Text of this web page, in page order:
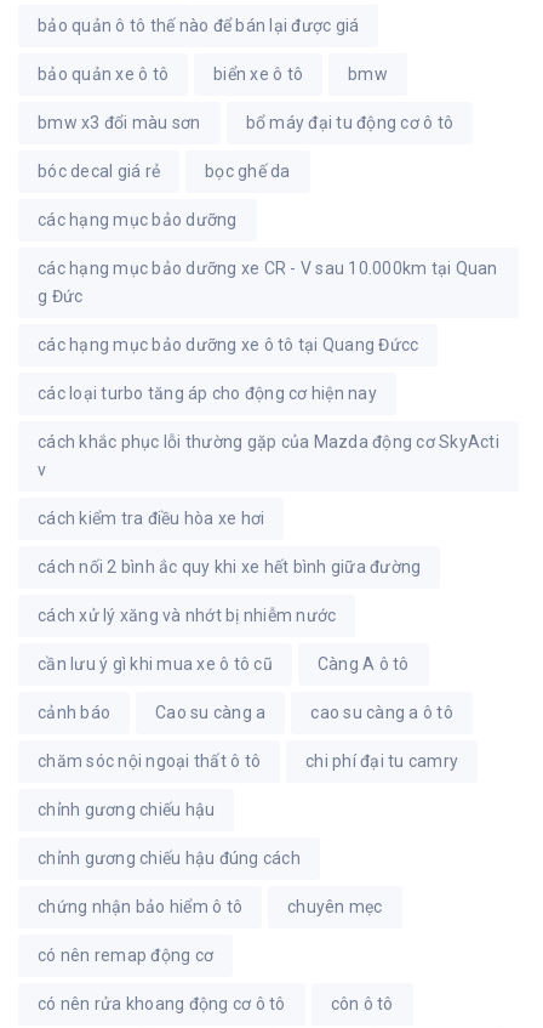
bảo quản ô tô thế nào để bán lại được giá
bảo quản xe ô tô biển xe ô tô bmw
bmw x3 đổi màu sơn bổ máy đại tu động cơ ô tô
bóc decal giá rẻ bọc ghế da
các hạng mục bảo dưỡng
các hạng mục bảo dưỡng xe CR - V sau 10.000km tại Quan
g Đức
các hạng mục bảo dưỡng xe ô tô tại Quang Đứcc
các loại turbo tăng áp cho động cơ hiện nay
cách khắc phục lỗi thường gặp của Mazda động cơ SkyActi
v
cách kiểm tra điều hòa xe hơi
cách nối 2 bình ắc quy khi xe hết bình giữa đường
cách xử lý xăng và nhớt bị nhiễm nước
cần lưu ý gì khi mua xe ô tô cũ Càng A ô tô
cảnh báo Cao su càng a cao su càng a ô tô
chăm sóc nội ngoại thất ô tô chi phí đại tu camry
chỉnh gương chiếu hậu
chỉnh gương chiếu hậu đúng cách
chứng nhận bảo hiểm ô tô chuyên mẹc
có nên remap động cơ
có nên rửa khoang động cơ ô tô côn ô tô